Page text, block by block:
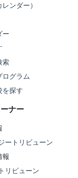
ンダー）
ー
索
ログラム
を探す
ナー
ートリビューン
報
リビューン